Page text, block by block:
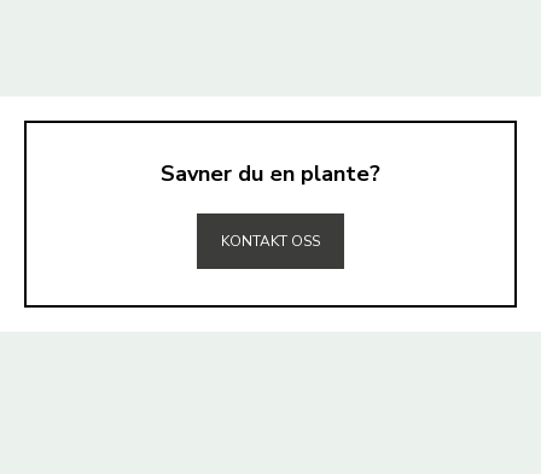
Savner du en plante?
KONTAKT OSS